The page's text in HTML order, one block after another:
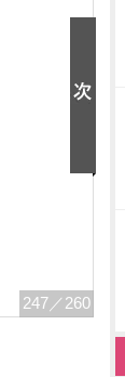
247 ／260